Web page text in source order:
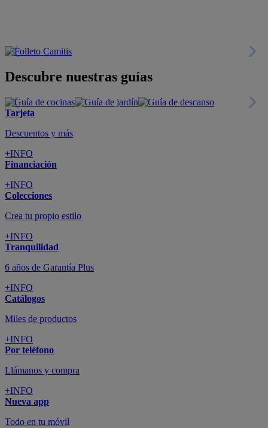
Descubre nuestras guías
Tarjeta
Descuentos y más
+INFO
Financiación
+INFO
Colecciones
Crea tu propio estilo
+INFO
Tranquilidad
6 años de Garantía Plus
+INFO
Catálogos
Miles de productos
+INFO
Por teléfono
Llámanos y compra
+INFO
Nueva app
Todo en tu móvil